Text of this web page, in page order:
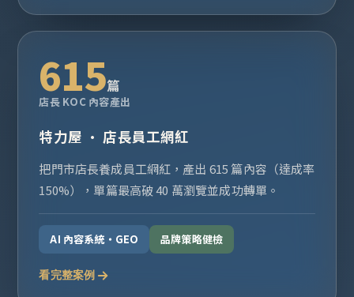
615篇
店長 KOC 內容產出
特力屋 · 店長員工網紅
把門市店長養成員工網紅，產出 615 篇內容（達成率
150%），單篇最高破 40 萬瀏覽並成功轉單。
AI 內容系統・GEO 品牌策略健檢
看完整案例